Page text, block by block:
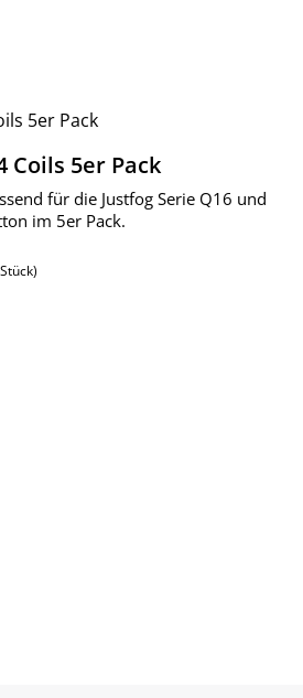
Coils 5er Pack
für die Justfog Serie Q16 und
im 5er Pack.